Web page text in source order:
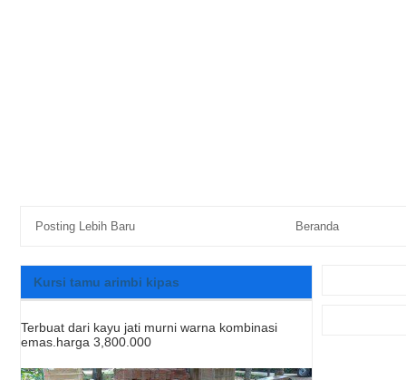
Posting Lebih Baru Beranda
Kursi tamu arimbi kipas
Terbuat dari kayu jati murni warna kombinasi
emas.harga 3,800.000